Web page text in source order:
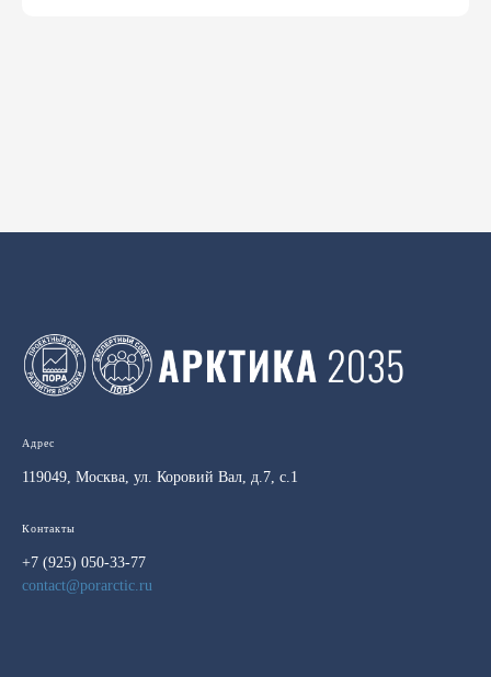
Адрес
119049, Москва, ул. Коровий Вал, д.7, с.1
Контакты
+7 (925) 050-33-77
contact@porarctic.ru